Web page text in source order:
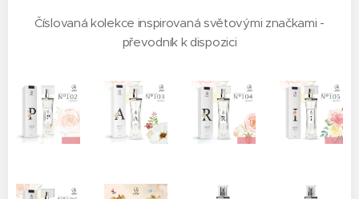
Číslovaná kolekce inspirovaná světovými značkami -
převodník k dispozici